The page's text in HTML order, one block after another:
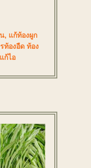
, แก้ท้องผูก
ท้องอืด ท้อง
แก้ไอ